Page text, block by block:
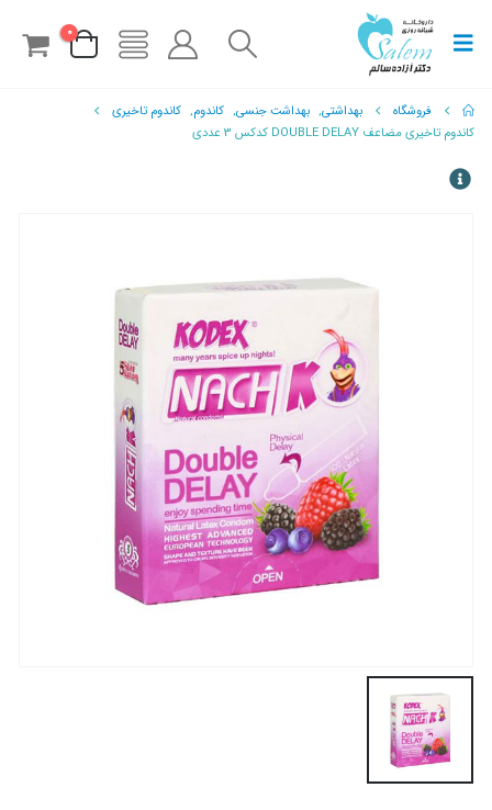
0
فروشگاه بهداشتی, بهداشت جنسی, کاندوم, کاندوم تاخیری
کاندوم تاخیری مضاعف DOUBLE DELAY کدکس 3 عددی